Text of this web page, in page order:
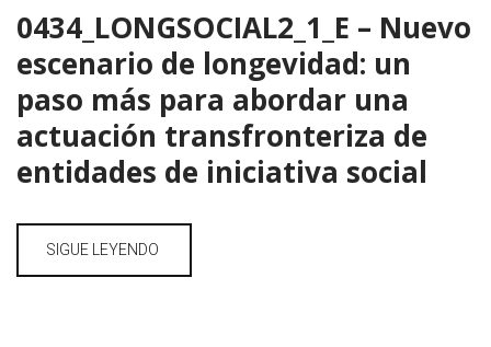
0434_LONGSOCIAL2_1_E – Nuevo
escenario de longevidad: un
paso más para abordar una
actuación transfronteriza de
entidades de iniciativa social
SIGUE LEYENDO